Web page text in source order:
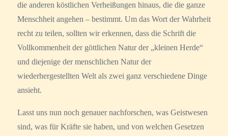
die anderen köstlichen Verheißungen hinaus, die die ganze
Menschheit angehen – bestimmt. Um das Wort der Wahrheit
recht zu teilen, sollten wir erkennen, dass die Schrift die
Vollkommenheit der göttlichen Natur der „kleinen Herde“
und diejenige der menschlichen Natur der
wiederhergestellten Welt als zwei ganz verschiedene Dinge
ansieht.
Lasst uns nun noch genauer nachforschen, was Geistwesen
sind, was für Kräfte sie haben, und von welchen Gesetzen